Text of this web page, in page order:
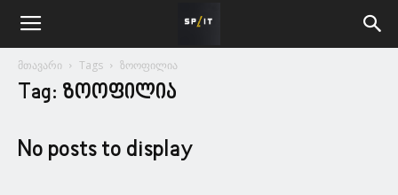
მთავარი Tags ზოოფილია
Tag: ზოოფილია
No posts to display